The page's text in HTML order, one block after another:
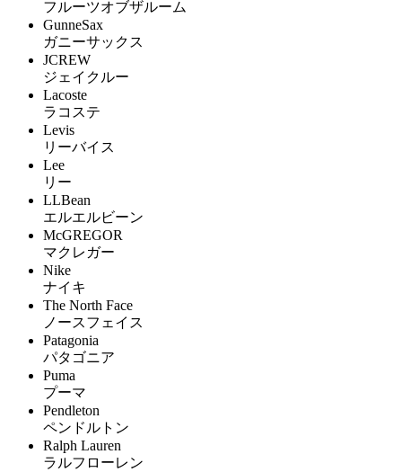
フルーツオブザルーム
GunneSax
ガニーサックス
JCREW
ジェイクルー
Lacoste
ラコステ
Levis
リーバイス
Lee
リー
LLBean
エルエルビーン
McGREGOR
マクレガー
Nike
ナイキ
The North Face
ノースフェイス
Patagonia
パタゴニア
Puma
プーマ
Pendleton
ペンドルトン
Ralph Lauren
ラルフローレン